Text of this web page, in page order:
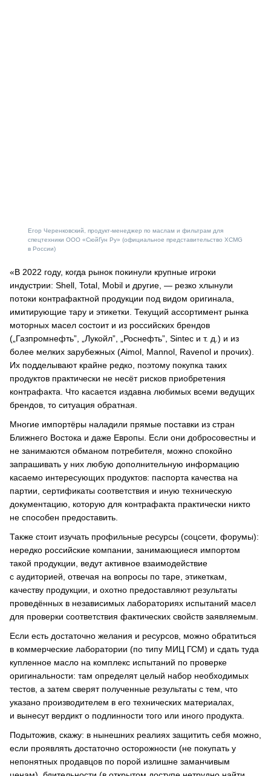
Егор Черенковский, продукт-менеджер по маслам и фильтрам для
спецтехники ООО «СюйГун Ру» (официальное представительство XCMG
в России)
«В 2022 году, когда рынок покинули крупные игроки
индустрии: Shell, Total, Mobil и другие, — резко хлынули
потоки контрафактной продукции под видом оригинала,
имитирующие тару и этикетки. Текущий ассортимент рынка
моторных масел состоит и из российских брендов
(„Газпромнефть”, „Лукойл”, „Роснефть”, Sintec и т. д.) и из
более мелких зарубежных (Aimol, Mannol, Ravenol и прочих).
Их подделывают крайне редко, поэтому покупка таких
продуктов практически не несёт рисков приобретения
контрафакта. Что касается издавна любимых всеми ведущих
брендов, то ситуация обратная.
Многие импортёры наладили прямые поставки из стран
Ближнего Востока и даже Европы. Если они добросовестны и
не занимаются обманом потребителя, можно спокойно
запрашивать у них любую дополнительную информацию
касаемо интересующих продуктов: паспорта качества на
партии, сертификаты соответствия и иную техническую
документацию, которую для контрафакта практически никто
не способен предоставить.
Также стоит изучать профильные ресурсы (соцсети, форумы):
нередко российские компании, занимающиеся импортом
такой продукции, ведут активное взаимодействие
с аудиторией, отвечая на вопросы по таре, этикеткам,
качеству продукции, и охотно предоставляют результаты
проведённых в независимых лабораториях испытаний масел
для проверки соответствия фактических свойств заявляемым.
Если есть достаточно желания и ресурсов, можно обратиться
в коммерческие лаборатории (по типу МИЦ ГСМ) и сдать туда
купленное масло на комплекс испытаний по проверке
оригинальности: там определят целый набор необходимых
тестов, а затем сверят полученные результаты с тем, что
указано производителем в его технических материалах,
и вынесут вердикт о подлинности того или иного продукта.
Подытожив, скажу: в нынешних реалиях защитить себя можно,
если проявлять достаточно осторожности (не покупать у
непонятных продавцов по порой излишне заманчивым